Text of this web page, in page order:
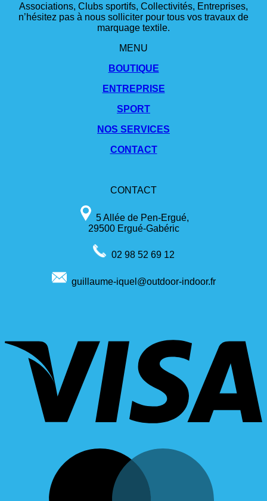
Associations, Clubs sportifs, Collectivités, Entreprises,
n’hésitez pas à nous solliciter pour tous vos travaux de
marquage textile.
MENU
BOUTIQUE
ENTREPRISE
SPORT
NOS SERVICES
CONTACT
CONTACT
5 Allée de Pen-Ergué,
29500 Ergué-Gabéric
02 98 52 69 12
guillaume-iquel@outdoor-indoor.fr